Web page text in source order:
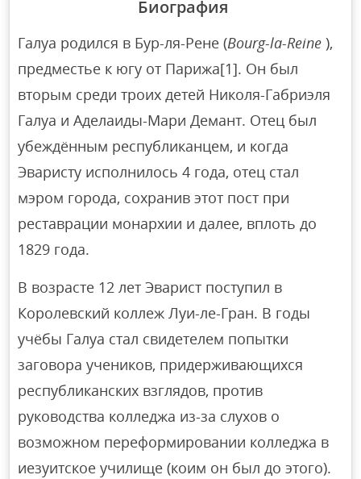
Биография
Галуа родился в Бур-ля-Рене (Bourg-la-Reine ),
предместье к югу от Парижа[1]. Он был
вторым среди троих детей Николя-Габриэля
Галуа и Аделаиды-Мари Демант. Отец был
убеждённым республиканцем, и когда
Эваристу исполнилось 4 года, отец стал
мэром города, сохранив этот пост при
реставрации монархии и далее, вплоть до
1829 года.
В возрасте 12 лет Эварист поступил в
Королевский коллеж Луи-ле-Гран. В годы
учёбы Галуа стал свидетелем попытки
заговора учеников, придерживающихся
республиканских взглядов, против
руководства колледжа из-за слухов о
возможном переформировании колледжа в
иезуитское училище (коим он был до этого).